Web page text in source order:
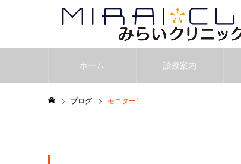
ホーム 診療案内
ブログ モニター1